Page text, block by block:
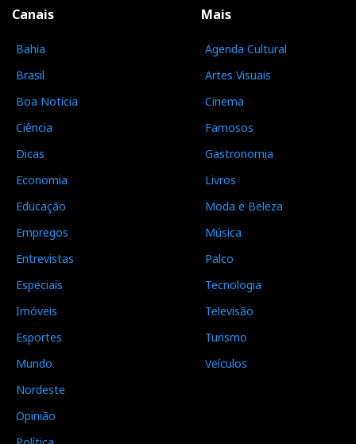
Canais
Bahia
Brasil
Boa Notícia
Ciência
Dicas
Economia
Educação
Empregos
Entrevistas
Especiais
Imóveis
Esportes
Mundo
Nordeste
Opinião
Mais
Agenda Cultural
Artes Visuais
Cinema
Famosos
Gastronomia
Livros
Moda e Beleza
Música
Palco
Tecnologia
Televisão
Turismo
Veículos